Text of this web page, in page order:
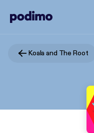
Koala and The Root